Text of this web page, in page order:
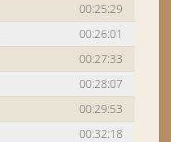
00:25:29
00:26:01
00:27:33
00:28:07
00:29:53
00:32:18